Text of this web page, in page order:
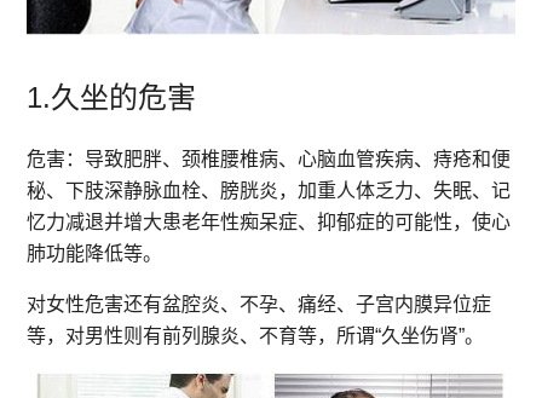
1.久坐的危害
危害：导致肥胖、颈椎腰椎病、心脑血管疾病、痔疮和便
秘、下肢深静脉血栓、膀胱炎，加重人体乏力、失眠、记
忆力减退并增大患老年性痴呆症、抑郁症的可能性，使心
肺功能降低等。
对女性危害还有盆腔炎、不孕、痛经、子宫内膜异位症
等，对男性则有前列腺炎、不育等，所谓“久坐伤肾”。